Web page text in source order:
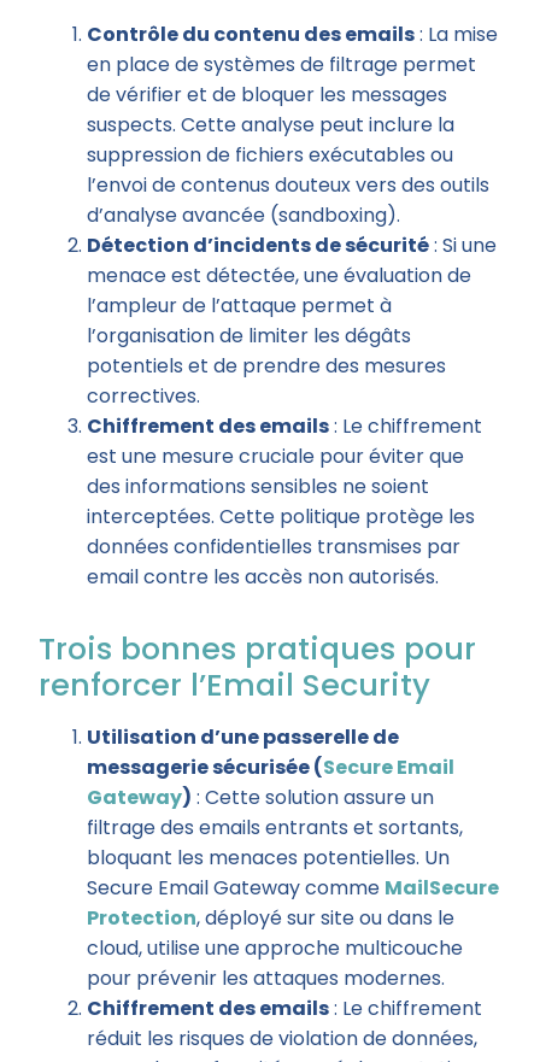
Contrôle du contenu des emails: La mise
en place de systèmes de filtrage permet
de vérifier et de bloquer les messages
suspects. Cette analyse peut inclure la
suppression de fichiers exécutables ou
l’envoi de contenus douteux vers des outils
d’analyse avancée (sandboxing).
Détection d’incidents de sécurité: Si une
menace est détectée, une évaluation de
l’ampleur de l’attaque permet à
l’organisation de limiter les dégâts
potentiels et de prendre des mesures
correctives.
Chiffrement des emails: Le chiffrement
est une mesure cruciale pour éviter que
des informations sensibles ne soient
interceptées. Cette politique protège les
données confidentielles transmises par
email contre les accès non autorisés.
Trois bonnes pratiques pour
renforcer l’Email Security
Utilisation d’une passerelle de
messagerie sécurisée (Secure Email
Gateway) : Cette solution assure un
filtrage des emails entrants et sortants,
bloquant les menaces potentielles. Un
Secure Email Gateway comme MailSecure
Protection, déployé sur site ou dans le
cloud, utilise une approche multicouche
pour prévenir les attaques modernes.
Chiffrement des emails: Le chiffrement
réduit les risques de violation de données,